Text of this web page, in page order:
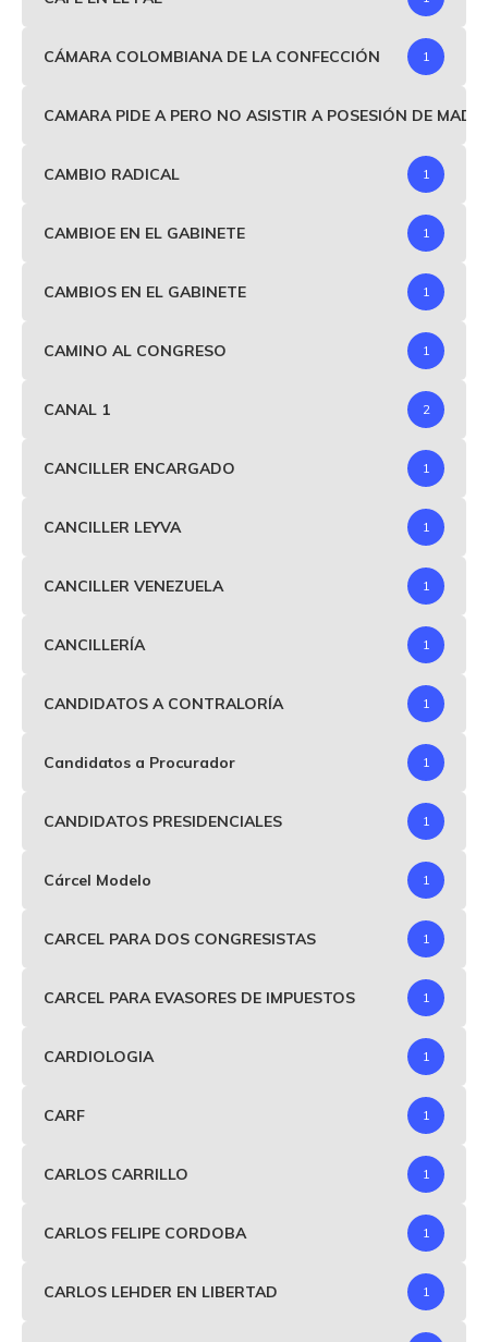
CÁMARA COLOMBIANA DE LA CONFECCIÓN 1
CAMARA PIDE A PERO NO ASISTIR A POSESIÓN DE
CAMBIO RADICAL 1
CAMBIOE EN EL GABINETE 1
CAMBIOS EN EL GABINETE 1
CAMINO AL CONGRESO 1
CANAL 1 2
CANCILLER ENCARGADO 1
CANCILLER LEYVA 1
CANCILLER VENEZUELA 1
CANCILLERÍA 1
CANDIDATOS A CONTRALORÍA 1
Candidatos a Procurador 1
CANDIDATOS PRESIDENCIALES 1
Cárcel Modelo 1
CARCEL PARA DOS CONGRESISTAS 1
CARCEL PARA EVASORES DE IMPUESTOS 1
CARDIOLOGIA 1
CARF 1
CARLOS CARRILLO 1
CARLOS FELIPE CORDOBA 1
CARLOS LEHDER EN LIBERTAD 1